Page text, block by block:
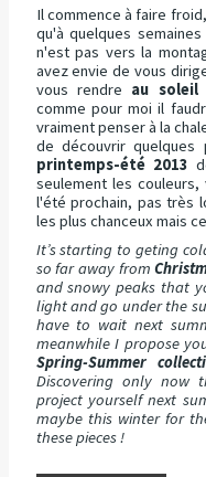
Il commence à faire
qu'à quelques
n'est pas vers la
avez envie de vous
vous rendre au soleil!
comme pour moi il
vraiment penser à la
de découvrir quelques
printemps-été 2013
seulement les
l'été prochain, pas très
les plus chanceux mais
It’s starting to geting
so far away from
and snowy peaks that
light and go under the
have to wait next
meanwhile I propose
Spring-Summer
Discovering only now
project yourself next
maybe this winter for
these pieces !